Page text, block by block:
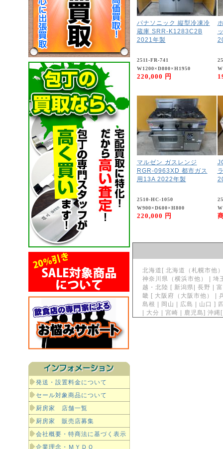
発送・設置料金について
セール対象商品について
厨房家 店舗一覧
厨房家 販売店募集
会社概要・特商法に基づく表示
企業理念・ＭＹＤＯ
パナソニック 縦型冷凍冷
蔵庫 SRR-K1283C2B
2021年製
2511-FR-741
W1200×D800×H1950
220,000 円
マルゼン ガスレンジ
RGR-0963XD 都市ガス
用13A 2022年製
2510-HC-1050
W900×D600×H800
220,000 円
北海道[ 北海道（札幌市他
神奈川県（横浜市他） | 埼
越・北陸 [ 新潟県| 長野 |
畿 [ 大阪府（大阪市他） |
島根 | 岡山 | 広島 | 山口 ]
| 大分 | 宮崎 | 鹿児島] 沖